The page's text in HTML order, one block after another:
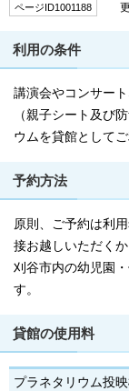
ページID1001188 更
利用の条件
講演会やコンサー
（親子シート及び
ウムを貸館として
予約方法
原則、ご予約は利
接お越しいただく
刈谷市内の幼児園
す。
貸館の使用料
プラネタリウム投